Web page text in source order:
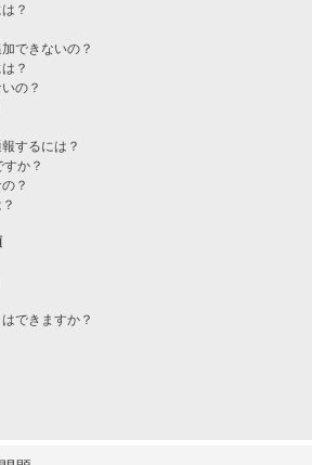
？
できないの？
？
の？
するには？
か？
？
できますか？